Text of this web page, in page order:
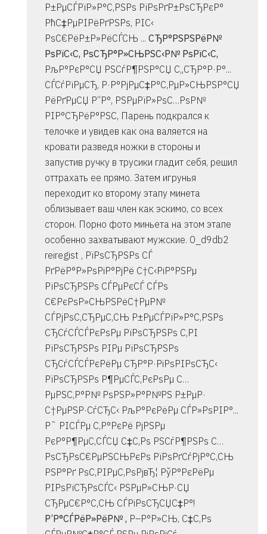
Р±РµСЃРїР»Р°С‚РЅРѕ РїРѕРґР±РѕСЂРєР°
РћС‡РµРІРёРґРЅРѕ, РІС‹
РѕС€РёР±Р»РёСЃСЊ ... СЂР°РЅРЅРёР№
РѕРїС‹С‚ РѕСЂР°Р»СЊРЅС‹Р№ РѕРїС‹С‚
РљР°РєР°СЏ РЅСѓР¶РЅР°СЏ С„СЂР°Р·Р°...
СЃСѓРїРµСЂ, Р·Р°РјРµС‡Р°С‚РµР»СЊРЅР°СЏ
РёРґРµСЏ Р”Р°, РЅРµРїР»РѕС…РѕР№
РІР°СЂРёР°РЅС‚ Парень подкрался к
телочке и увидев как она валяется на
кровати разведя ножки в стороны и
запустив ручку в трусики гладит себя, решил
оттрахать ее прямо. Затем игрунья
переходит ко второму этапу минета
облизывает ваш член как эскимо, со всех
сторон. Порно фото миньета на этом этапе
особенно захватывают мужские. 0_d9db2
reiregist , РїРѕСЂРЅРѕ СЃ
РґРёР°Р»РѕРіР°РјРё С†С‹РіР°РЅРµ
РїРѕСЂРЅРѕ СЃРµРєСЃ СЃРѕ
С€РєРѕР»СЊРЅРёС†РµР№
СЃРјРѕС‚СЂРµС‚СЊ Р±РµСЃРїР»Р°С‚РЅРѕ
СЂСѓСЃСЃРєРѕРµ РїРѕСЂРЅРѕ С‚РІ
РїРѕСЂРЅРѕ РІРµ РїРѕСЂРЅРѕ
СЂСѓСЃСЃРєРёРµ СЂР°Р·РіРѕРІРѕСЂС‹
РїРѕСЂРЅРѕ Р¶РµСЃС‚РєРѕРµ С…
РµРЅС‚Р°Р№ РѕРЅР»Р°Р№РЅ Р±РµР·
С†РµРЅР·СѓСЂС‹ РљР°РєРёРµ СЃР»РѕРІР°...
Р˜ РІСЃРµ С‚Р°РєРё РјРЅРµ
РєР°Р¶РµС‚СЃСЏ С‡С‚Рѕ РЅСѓР¶РЅРѕ С…
РѕСЂРѕС€РµРЅСЊРєРѕ РїРѕРґСѓРјР°С‚СЊ
РЅР°Рґ РѕС‚РІРµС‚РѕРјвЂ¦ РўР°РєРёРµ
РІРѕРїСЂРѕСЃС‹ РЅРµР»СЊР·СЏ
СЂРµС€Р°С‚СЊ СЃРіРѕСЂСЏС‡Р°!
Р’Р°СЃРёР»РёР№ , Р–Р°Р»СЊ, С‡С‚Рѕ